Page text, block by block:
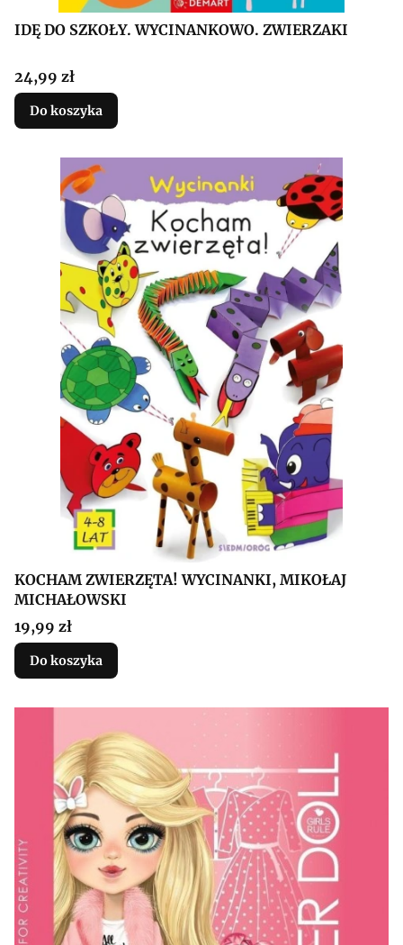
IDĘ DO SZKOŁY. WYCINANKOWO. ZWIERZAKI
Cena
24,99 zł
Do koszyka
KOCHAM ZWIERZĘTA! WYCINANKI, MIKOŁAJ
MICHAŁOWSKI
Cena
19,99 zł
Do koszyka